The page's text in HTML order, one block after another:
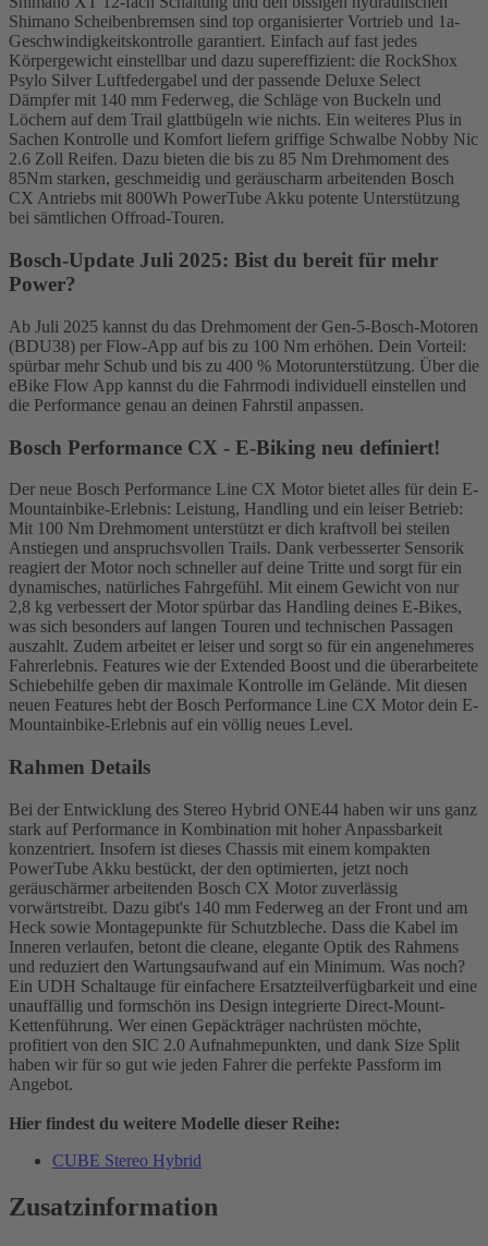
Shimano Scheibenbremsen sind top organisierter Vortrieb und 1a-
Geschwindigkeitskontrolle garantiert. Einfach auf fast jedes
Körpergewicht einstellbar und dazu supereffizient: die RockShox
Psylo Silver Luftfedergabel und der passende Deluxe Select
Dämpfer mit 140 mm Federweg, die Schläge von Buckeln und
Löchern auf dem Trail glattbügeln wie nichts. Ein weiteres Plus in
Sachen Kontrolle und Komfort liefern griffige Schwalbe Nobby Nic
2.6 Zoll Reifen. Dazu bieten die bis zu 85 Nm Drehmoment des
85Nm starken, geschmeidig und geräuscharm arbeitenden Bosch
CX Antriebs mit 800Wh PowerTube Akku potente Unterstützung
bei sämtlichen Offroad-Touren.
Bosch-Update Juli 2025: Bist du bereit für mehr
Power?
Ab Juli 2025 kannst du das Drehmoment der Gen-5-Bosch-Motoren
(BDU38) per Flow-App auf bis zu 100 Nm erhöhen. Dein Vorteil:
spürbar mehr Schub und bis zu 400 % Motorunterstützung. Über die
eBike Flow App kannst du die Fahrmodi individuell einstellen und
die Performance genau an deinen Fahrstil anpassen.
Bosch Performance CX - E-Biking neu definiert!
Der neue Bosch Performance Line CX Motor bietet alles für dein E-
Mountainbike-Erlebnis: Leistung, Handling und ein leiser Betrieb:
Mit 100 Nm Drehmoment unterstützt er dich kraftvoll bei steilen
Anstiegen und anspruchsvollen Trails. Dank verbesserter Sensorik
reagiert der Motor noch schneller auf deine Tritte und sorgt für ein
dynamisches, natürliches Fahrgefühl. Mit einem Gewicht von nur
2,8 kg verbessert der Motor spürbar das Handling deines E-Bikes,
was sich besonders auf langen Touren und technischen Passagen
auszahlt. Zudem arbeitet er leiser und sorgt so für ein angenehmeres
Fahrerlebnis. Features wie der Extended Boost und die überarbeitete
Schiebehilfe geben dir maximale Kontrolle im Gelände. Mit diesen
neuen Features hebt der Bosch Performance Line CX Motor dein E-
Mountainbike-Erlebnis auf ein völlig neues Level.
Rahmen Details
Bei der Entwicklung des Stereo Hybrid ONE44 haben wir uns ganz
stark auf Performance in Kombination mit hoher Anpassbarkeit
konzentriert. Insofern ist dieses Chassis mit einem kompakten
PowerTube Akku bestückt, der den optimierten, jetzt noch
geräuschärmer arbeitenden Bosch CX Motor zuverlässig
vorwärtstreibt. Dazu gibt's 140 mm Federweg an der Front und am
Heck sowie Montagepunkte für Schutzbleche. Dass die Kabel im
Inneren verlaufen, betont die cleane, elegante Optik des Rahmens
und reduziert den Wartungsaufwand auf ein Minimum. Was noch?
Ein UDH Schaltauge für einfachere Ersatzteilverfügbarkeit und eine
unauffällig und formschön ins Design integrierte Direct-Mount-
Kettenführung. Wer einen Gepäckträger nachrüsten möchte,
profitiert von den SIC 2.0 Aufnahmepunkten, und dank Size Split
haben wir für so gut wie jeden Fahrer die perfekte Passform im
Angebot.
Hier findest du weitere Modelle dieser Reihe:
CUBE Stereo Hybrid
Zusatzinformation